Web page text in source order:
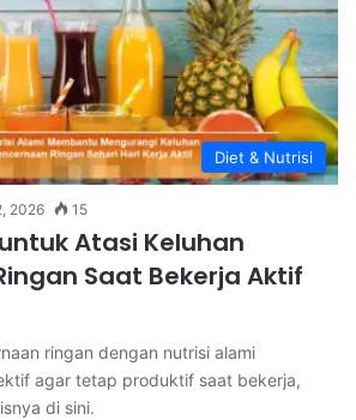
Diet & Nutrisi
2026 15
Atasi Keluhan
Saat Bekerja Aktif
ringan dengan nutrisi alami
agar tetap produktif saat bekerja,
di sini.